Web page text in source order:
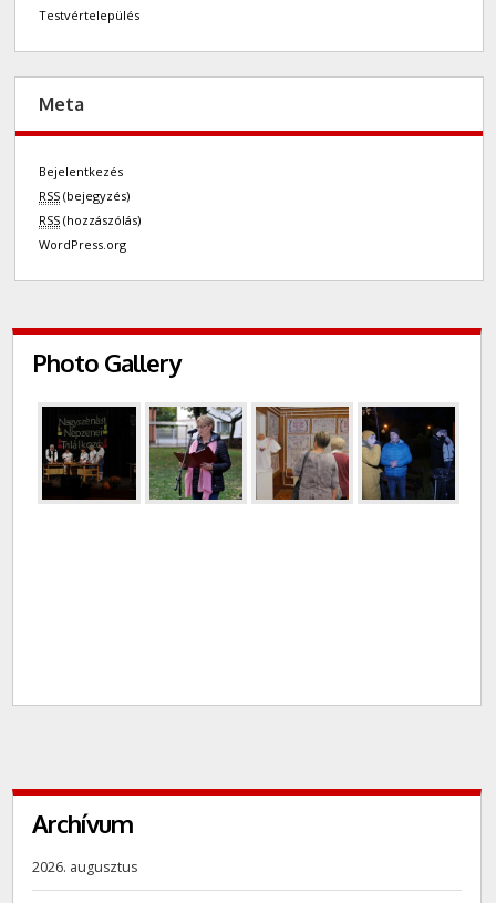
Testvértelepülés
Meta
Bejelentkezés
RSS (bejegyzés)
RSS (hozzászólás)
WordPress.org
Photo Gallery
Archívum
2026. augusztus